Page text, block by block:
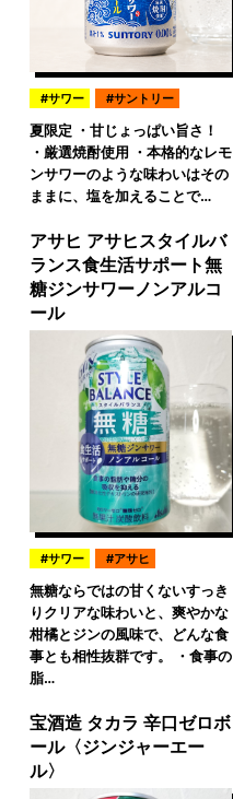
サワー サントリー
夏限定 ・甘じょっぱい旨さ！
・厳選焼酎使用 ・本格的なレモ
ンサワーのような味わいはその
ままに、塩を加えることで…
アサヒ アサヒスタイルバ
ランス食生活サポート無
糖ジンサワーノンアルコ
ール
サワー アサヒ
無糖ならではの甘くないすっき
りクリアな味わいと、爽やかな
柑橘とジンの風味で、どんな食
事とも相性抜群です。 ・食事の
脂…
宝酒造 タカラ 辛口ゼロボ
ール〈ジンジャーエー
ル〉